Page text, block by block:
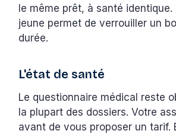
le même prêt, à santé identique.
jeune permet de verrouiller un
durée.
L'état de santé
Le questionnaire médical reste
la plupart des dossiers. Votre
avant de vous proposer un tarif.